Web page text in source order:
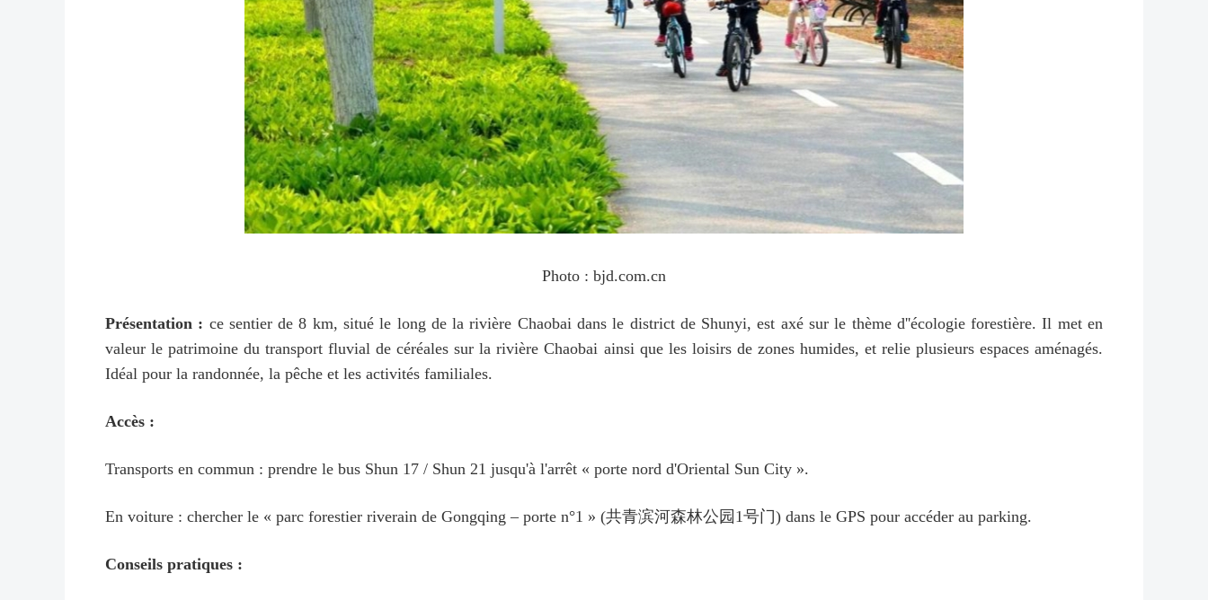
Photo : bjd.com.cn
Présentation : ce sentier de 8 km, situé le long de la rivière Chaobai dans le district de Shunyi, est axé sur le thème d''écologie forestière. Il met en
valeur le patrimoine du transport fluvial de céréales sur la rivière Chaobai ainsi que les loisirs de zones humides, et relie plusieurs espaces aménagés.
Idéal pour la randonnée, la pêche et les activités familiales.
Accès :
Transports en commun : prendre le bus Shun 17 / Shun 21 jusqu'à l'arrêt « porte nord d'Oriental Sun City ».
En voiture : chercher le « parc forestier riverain de Gongqing – porte n°1 » (共青滨河森林公园1号门) dans le GPS pour accéder au parking.
Conseils pratiques :